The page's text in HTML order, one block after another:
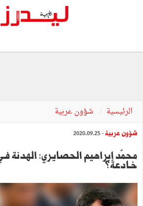
الرئيسية شؤون عربية
شؤون عربية- 2020.09.25
محمّد إبراهيم الحصايري: الهدنة فـي
خـادعة؟